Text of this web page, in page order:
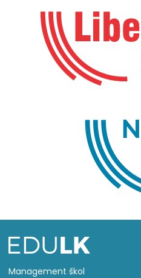
Management škol